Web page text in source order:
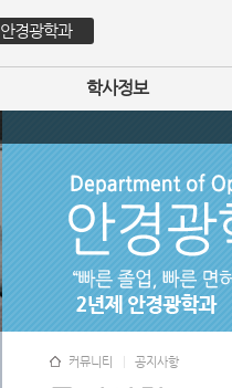
안경광학과
학사정보
커뮤니티 공지사항